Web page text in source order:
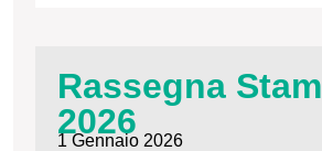
Rassegna
2026
1 Gennaio 2026